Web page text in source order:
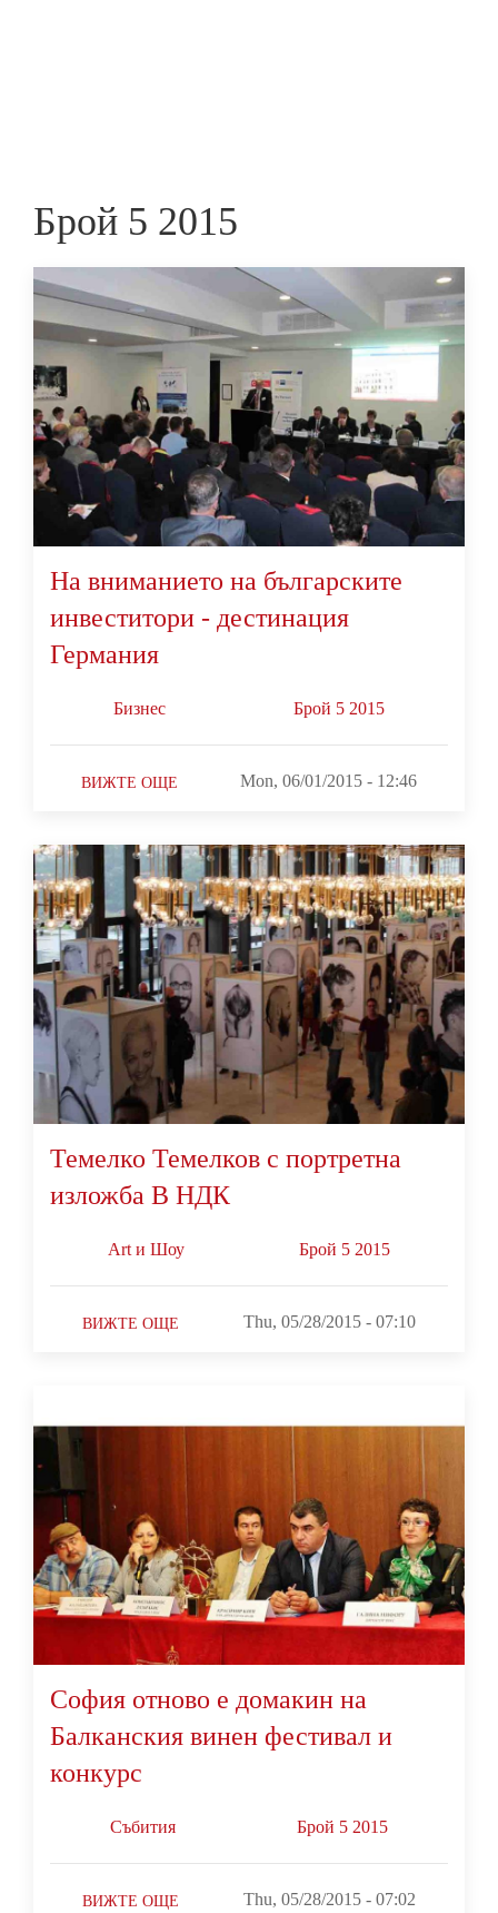
Брой 5 2015
На вниманието на българските
инвеститори - дестинация
Германия
Бизнес Брой 5 2015
ВИЖТЕ ОЩЕ Mon, 06/01/2015 - 12:46
Темелко Темелков с портретна
изложба В НДК
Art и Шоу Брой 5 2015
ВИЖТЕ ОЩЕ Thu, 05/28/2015 - 07:10
София отново е домакин на
Балканския винен фестивал и
конкурс
Събития Брой 5 2015
ВИЖТЕ ОЩЕ Thu, 05/28/2015 - 07:02